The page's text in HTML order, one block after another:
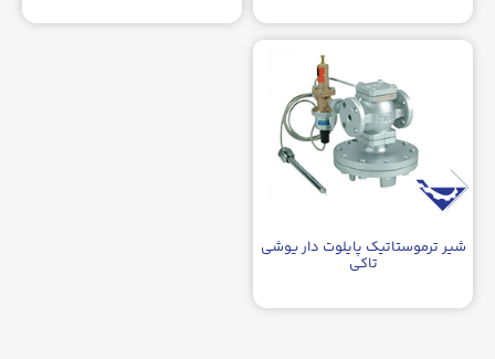
شیر ترموستاتیک پایلوت دار یوشی
تاکی